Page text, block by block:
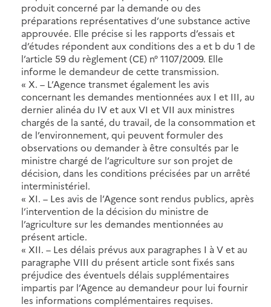
produit concerné par la demande ou des
préparations représentatives d’une substance active
approuvée. Elle précise si les rapports d’essais et
d’études répondent aux conditions des a et b du 1 de
l’article 59 du règlement (CE) n° 1107/2009. Elle
informe le demandeur de cette transmission.
« X. – L’Agence transmet également les avis
concernant les demandes mentionnées aux I et III, au
dernier alinéa du IV et aux VI et VII aux ministres
chargés de la santé, du travail, de la consommation et
de l’environnement, qui peuvent formuler des
observations ou demander à être consultés par le
ministre chargé de l’agriculture sur son projet de
décision, dans les conditions précisées par un arrêté
interministériel.
« XI. – Les avis de l’Agence sont rendus publics, après
l’intervention de la décision du ministre de
l’agriculture sur les demandes mentionnées au
présent article.
« XII. – Les délais prévus aux paragraphes I à V et au
paragraphe VIII du présent article sont fixés sans
préjudice des éventuels délais supplémentaires
impartis par l’Agence au demandeur pour lui fournir
les informations complémentaires requises.